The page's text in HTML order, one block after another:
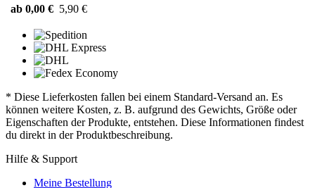
ab 0,00 € 5,90 €
* Diese Lieferkosten fallen bei einem Standard-Versand an. Es
können weitere Kosten, z. B. aufgrund des Gewichts, Größe oder
Eigenschaften der Produkte, entstehen. Diese Informationen findest
du direkt in der Produktbeschreibung.
Hilfe & Support
Meine Bestellung